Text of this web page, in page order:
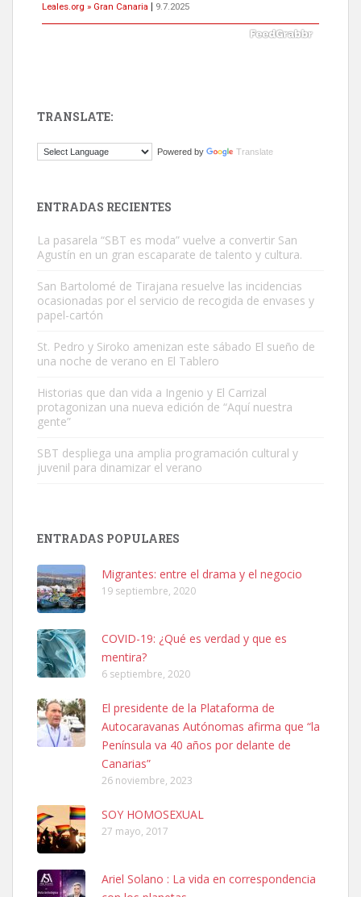
Leales.org » Gran Canaria
9.7.2025
El ayuntamiento se va a llevar a Los Gatos callejeros de la zona los
Gato manso encontrado
Este gato macho ha aparecido en la calle hace menos de un mes,
es muy manso y extremadamente cari...
Leales.org » Gran Canaria
SHIBA PERDIDO AVDA JOSE MESA Y LOPEZ
PERRO MACHO RAZA SHIBA CON MICROCHIP PERDIDO HOY
06/07/2025 ZONA MESA Y LOPEZ. ES MUY ASUSTADIZO
Leales.org » Gran Canaria
6.7.2025
Ninfa perdida
TRANSLATE:
Powered by Translate
ENTRADAS RECIENTES
La pasarela “SBT es moda” vuelve a convertir San
Agustín en un gran escaparate de talento y cultura.
San Bartolomé de Tirajana resuelve las incidencias
ocasionadas por el servicio de recogida de envases y
papel-cartón
St. Pedro y Siroko amenizan este sábado El sueño de
una noche de verano en El Tablero
Historias que dan vida a Ingenio y El Carrizal
protagonizan una nueva edición de “Aquí nuestra
gente”
SBT despliega una amplia programación cultural y
juvenil para dinamizar el verano
ENTRADAS POPULARES
Migrantes: entre el drama y el negocio
19 septiembre, 2020
COVID-19: ¿Qué es verdad y que es
mentira?
6 septiembre, 2020
El presidente de la Plataforma de
Autocaravanas Autónomas afirma que “la
Península va 40 años por delante de
Canarias”
26 noviembre, 2023
SOY HOMOSEXUAL
27 mayo, 2017
Ariel Solano : La vida en correspondencia